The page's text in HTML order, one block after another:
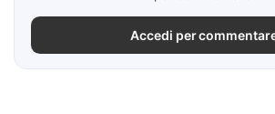
Accedi per